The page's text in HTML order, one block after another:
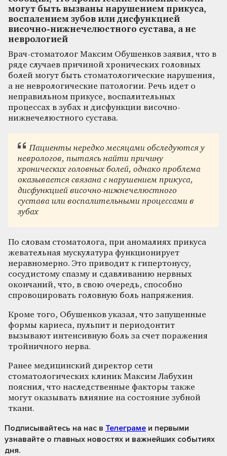
могут быть вызваны нарушением прикуса,
воспалением зубов или дисфункцией
височно-нижнечелюстного сустава, а не
неврологией
Врач-стоматолог Максим Обушенков заявил, что в
ряде случаев причиной хронических головных
болей могут быть стоматологические нарушения,
а не неврологические патологии. Речь идет о
неправильном прикусе, воспалительных
процессах в зубах и дисфункции височно-
нижнечелюстного сустава.
Пациенты нередко месяцами обследуются у
неврологов, пытаясь найти причину
хронических головных болей, однако проблема
оказывается связана с нарушением прикуса,
дисфункцией височно-нижнечелюстного
сустава или воспалительными процессами в
зубах
По словам стоматолога, при аномалиях прикуса
жевательная мускулатура функционирует
неравномерно. Это приводит к гипертонусу,
сосудистому спазму и сдавливанию нервных
окончаний, что, в свою очередь, способно
спровоцировать головную боль напряжения.
Кроме того, Обушенков указал, что запущенные
формы кариеса, пульпит и периодонтит
вызывают интенсивную боль за счет поражения
тройничного нерва.
Ранее медицинский директор сети
стоматологических клиник Максим Лабухин
пояснил, что наследственные факторы также
могут оказывать влияние на состояние зубной
ткани.
Подписывайтесь на нас в Телеграме и первыми
узнавайте о главных новостях и важнейших событиях
дня.